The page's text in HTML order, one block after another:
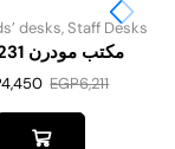
desks,Staff Desks
مكتب مودرن M02231
EGP6,211
4,450